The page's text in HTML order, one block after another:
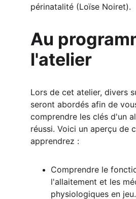
périnatalité (Loïse Noiret).
Au
l'atelier
Lors de cet atelier, divers
seront abordés afin de
comprendre les clés d'un
réussi. Voici un aperçu de
apprendrez :
Comprendre le
l'allaitement et les
physiologiques en jeu.